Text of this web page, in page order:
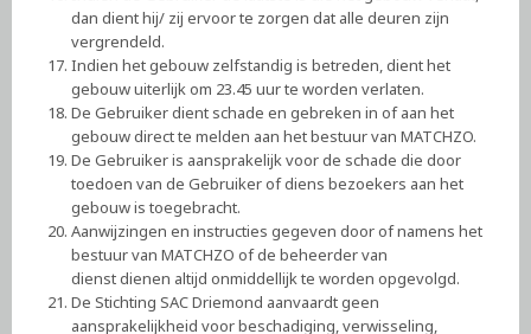
dan dient hij/ zij ervoor te zorgen dat alle deuren zijn
vergrendeld.
Indien het gebouw zelfstandig is betreden, dient het
gebouw uiterlijk om 23.45 uur te worden verlaten.
De Gebruiker dient schade en gebreken in of aan het
gebouw direct te melden aan het bestuur van MATCHZO.
De Gebruiker is aansprakelijk voor de schade die door
toedoen van de Gebruiker of diens bezoekers aan het
gebouw is toegebracht.
Aanwijzingen en instructies gegeven door of namens het
bestuur van MATCHZO of de beheerder van
dienst dienen altijd onmiddellijk te worden opgevolgd.
De Stichting SAC Driemond aanvaardt geen
aansprakelijkheid voor beschadiging, verwisseling,